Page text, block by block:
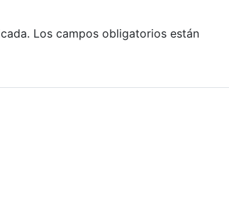
Los campos obligatorios están